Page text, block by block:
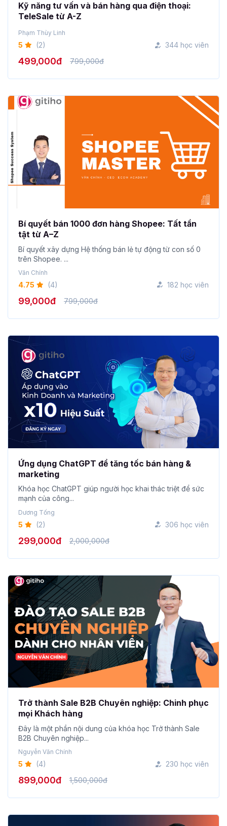
Kỹ năng tư vấn và bán hàng qua điện thoại:
TeleSale từ A-Z
Phạm Thùy Linh
5 (2) 344 học viên
499,000đ 799,000đ
Bí quyết bán 1000 đơn hàng Shopee: Tất tần
tật từ A–Z
Bí quyết xây dựng Hệ thống bán lẻ tự động từ con số 0
trên Shopee. ...
Văn Chính
4.75 (4) 182 học viên
99,000đ 799,000đ
Ứng dụng ChatGPT để tăng tốc bán hàng &
marketing
Khóa học ChatGPT giúp người học khai thác triệt để sức
mạnh của công...
Dương Tống
5 (2) 306 học viên
299,000đ 2,000,000đ
Trở thành Sale B2B Chuyên nghiệp: Chinh phục
mọi Khách hàng
Đây là một phần nội dung của khóa học Trở thành Sale
B2B Chuyên nghiệp...
Nguyễn Văn Chính
5 (4) 230 học viên
899,000đ 1,500,000đ